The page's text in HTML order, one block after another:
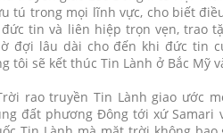
tú trong mọi lĩnh vực, cho biết
tin và liên hiệp trọn vẹn, trao
đợi lâu dài cho đến khi đức tin
tôi sẽ kết thúc Tin Lành ở Bắc Mỹ
rao truyền Tin Lành giao ước
đất phương Đông tới xứ Samari